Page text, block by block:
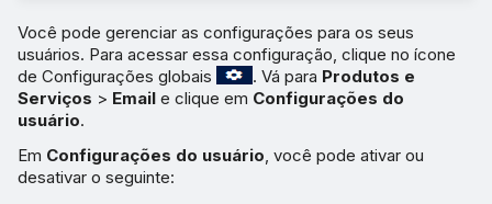
permissão/bloqueio
Permitir a liberação de e-
mails da quarentena do
M365
Prevenção de falsificação
de endereço permitido
Você pode gerenciar as configurações para os seus
usuários. Para acessar essa configuração, clique no ícone
de Configurações globais
. Vá para Produtos e
Serviços > Email e clique em Configurações do
usuário.
Em Configurações do usuário, você pode ativar ou
desativar o seguinte: